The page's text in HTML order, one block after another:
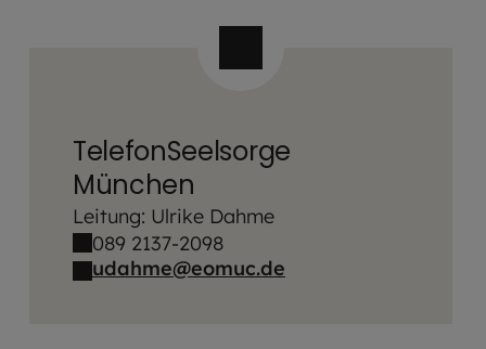
TelefonSeelsorge
München
Leitung: Ulrike Dahme
089 2137-2098
udahme@eomuc.de